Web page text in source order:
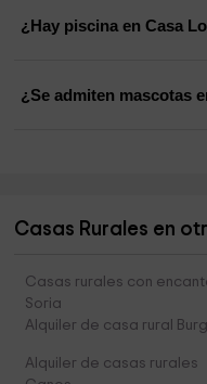
¿Hay piscina en Casa
¿Se admiten mascotas
Casas Rurales en
Casas rurales con
Soria
Alquiler de casa rural
Alquiler de casas rurales